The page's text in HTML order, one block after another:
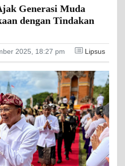
Generasi Muda
dengan Tindakan
2025, 18:27 pm Lipsus